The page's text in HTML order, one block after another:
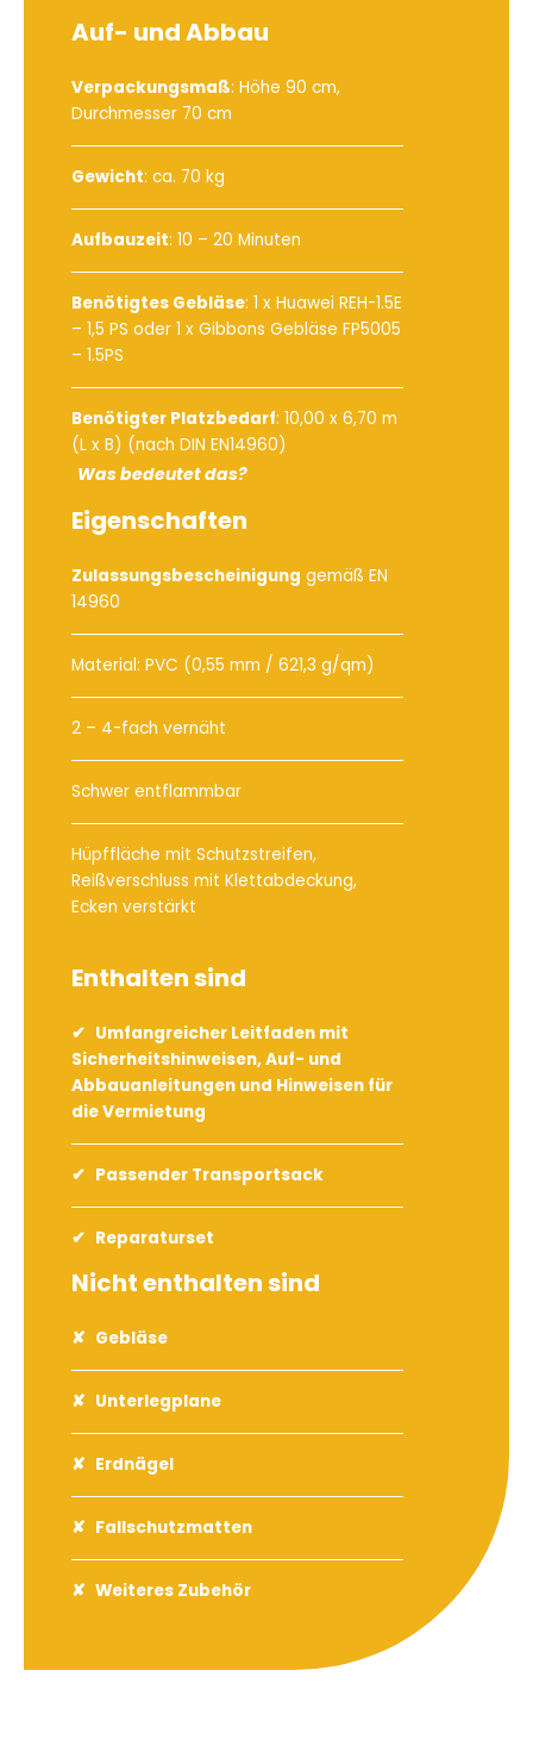
Auf- und Abbau
Verpackungsmaß: Höhe 90 cm,
Durchmesser 70 cm
Gewicht: ca. 70 kg
Aufbauzeit: 10 – 20 Minuten
Benötigtes Gebläse: 1 x Huawei REH-1.5E
– 1,5 PS oder 1 x Gibbons Gebläse FP5005
– 1.5PS
Benötigter Platzbedarf: 10,00 x 6,70 m
(L x B) (nach DIN EN14960)
Was bedeutet das?
Eigenschaften
Zulassungsbescheinigung gemäß EN
14960
Material: PVC (0,55 mm / 621,3 g/qm)
2 – 4-fach vernäht
Schwer entflammbar
Hüpffläche mit Schutzstreifen,
Reißverschluss mit Klettabdeckung,
Ecken verstärkt
Enthalten sind
Umfangreicher Leitfaden mit
Sicherheitshinweisen, Auf- und
Abbauanleitungen und Hinweisen für
die Vermietung
Passender Transportsack
Reparaturset
Nicht enthalten sind
Gebläse
Unterlegplane
Erdnägel
Fallschutzmatten
Weiteres Zubehör